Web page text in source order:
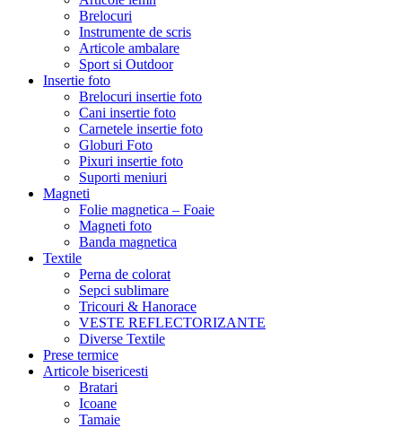
Brelocuri
Instrumente de scris
Articole ambalare
Sport si Outdoor
Insertie foto
Brelocuri insertie foto
Cani insertie foto
Carnetele insertie foto
Globuri Foto
Pixuri insertie foto
Suporti meniuri
Magneti
Folie magnetica – Foaie
Magneti foto
Banda magnetica
Textile
Perna de colorat
Sepci sublimare
Tricouri & Hanorace
VESTE REFLECTORIZANTE
Diverse Textile
Prese termice
Articole bisericesti
Bratari
Icoane
Tamaie